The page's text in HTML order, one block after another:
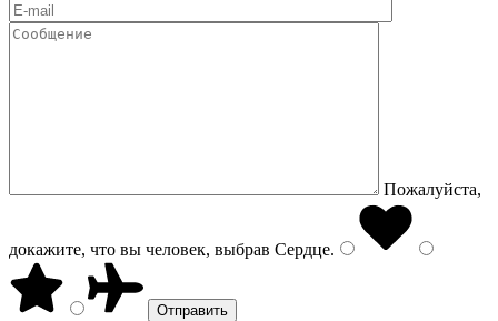
Пожалуйста,
докажите, что вы человек, выбрав Сердце.